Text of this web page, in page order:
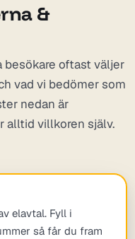
&
besökare oftast väljer
vad vi bedömer som
nedan är
alltid villkoren själv.
elavtal. Fyll i
så får du fram